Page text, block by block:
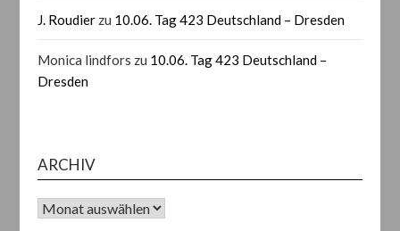
J. Roudier zu 10.06. Tag 423 Deutschland – Dresden
Monica lindfors zu 10.06. Tag 423 Deutschland –
Dresden
ARCHIV
Archiv